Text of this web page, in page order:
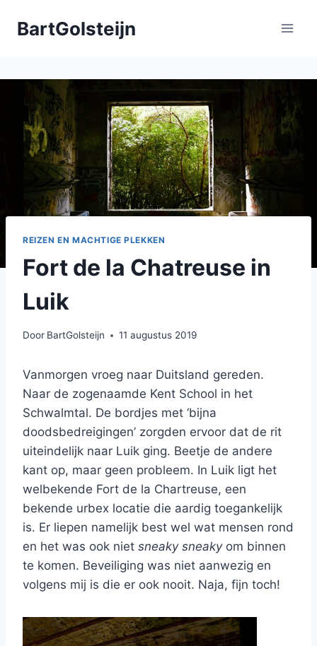
naarBartGolsteijn
REIZEN EN MACHTIGE PLEKKEN
Fort de la Chatreuse in
Luik
Door BartGolsteijn 11 augustus 2019
Vanmorgen vroeg naar Duitsland gereden.
Naar de zogenaamde Kent School in het
Schwalmtal. De bordjes met ‘bijna
doodsbedreigingen’ zorgden ervoor dat de rit
uiteindelijk naar Luik ging. Beetje de andere
kant op, maar geen probleem. In Luik ligt het
welbekende Fort de la Chartreuse, een
bekende urbex locatie die aardig toegankelijk
is. Er liepen namelijk best wel wat mensen rond
en het was ook niet sneaky sneakyom binnen
te komen. Beveiliging was niet aanwezig en
volgens mij is die er ook nooit. Naja, fijn toch!